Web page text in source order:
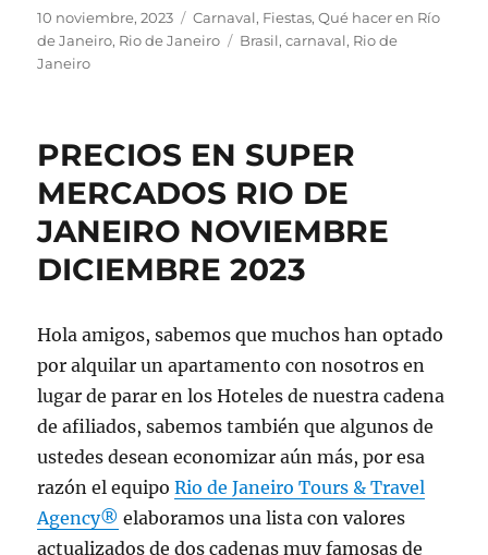
Publicado
el
10 noviembre, 2023 Categorías
Carnaval, Fiestas,Qué hacer en Río
de Janeiro, Rio de Janeiro Etiquetas
Brasil,carnaval, Rio de
Janeiro
PRECIOS EN SUPER
MERCADOS RIO DE
JANEIRO NOVIEMBRE
DICIEMBRE 2023
Hola amigos, sabemos que muchos han optado
por alquilar un apartamento con nosotros en
lugar de parar en los Hoteles de nuestra cadena
de afiliados, sabemos también que algunos de
ustedes desean economizar aún más, por esa
razón el equipoRio de Janeiro Tours & Travel
Agency® elaboramos una lista con valores
actualizados de dos cadenas muy famosas de